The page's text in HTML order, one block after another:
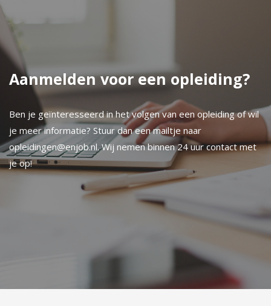
Aanmelden voor een opleiding?
Ben je geïnteresseerd in het volgen van een opleiding of wil
je meer informatie? Stuur dan een mailtje naar
opleidingen@enjob.nl. Wij nemen binnen 24 uur contact met
je op!